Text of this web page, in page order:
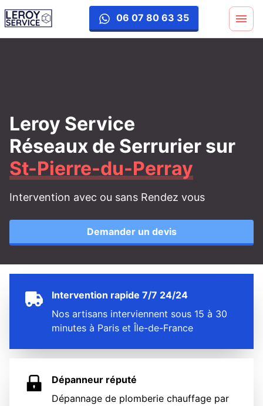
06 07 80 63 35
Leroy Service
Réseaux de Serrurier sur
St-Pierre-du-Perray
Intervention avec ou sans Rendez vous
Demander un devis
Intervention rapide 7/7 24/24
Nos artisans interviennent sous 15 à 30
minutes à Paris et Île-de-France
Dépanneur réputé
Dépannage de plomberie chauffage par